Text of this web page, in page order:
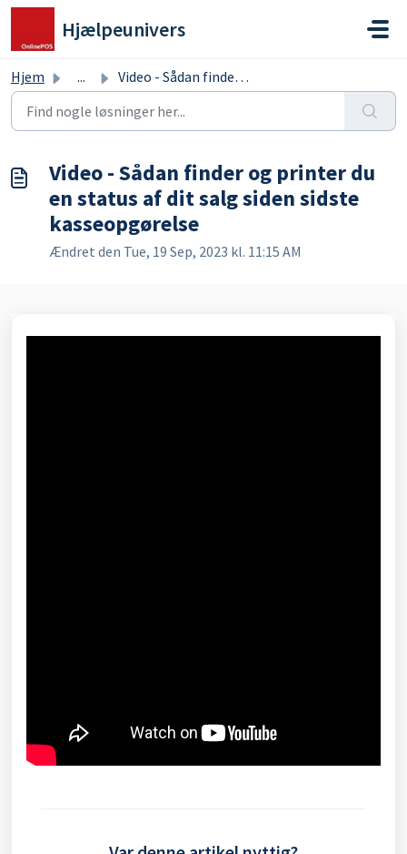
Gå til hovedindhold
Hjælpeunivers
Hjem ... Video - Sådan finder og printer du en status af dit salg ...
Video - Sådan finder og printer du
en status af dit salg siden sidste
kasseopgørelse
Ændret den Tue, 19 Sep, 2023 kl. 11:15 AM